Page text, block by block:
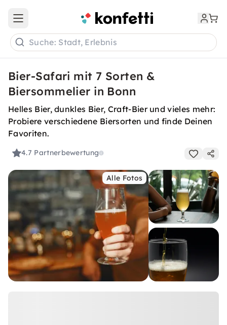
Open main menu
Suche: Stadt, Erlebnis
Bier-Safari mit 7 Sorten &
Biersommelier in Bonn
Helles Bier, dunkles Bier, Craft-Bier und vieles mehr:
Probiere verschiedene Biersorten und finde Deinen
Favoriten.
4.7 Partnerbewertung
Alle Fotos